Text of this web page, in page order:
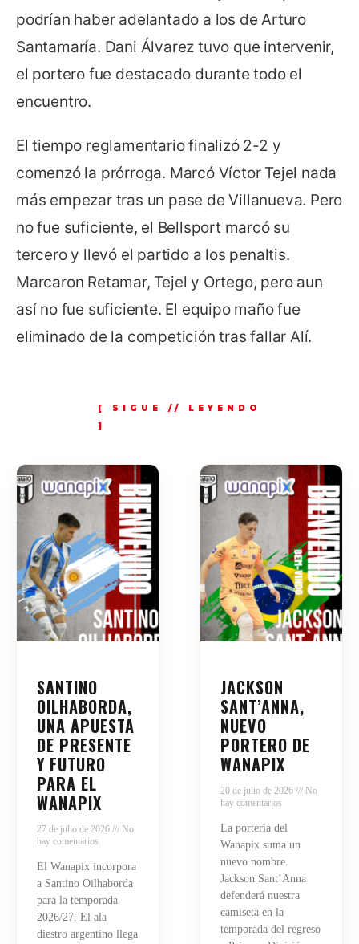
podrían haber adelantado a los de Arturo
Santamaría. Dani Álvarez tuvo que intervenir,
el portero fue destacado durante todo el
encuentro.
El tiempo reglamentario finalizó 2-2 y
comenzó la prórroga. Marcó Víctor Tejel nada
más empezar tras un pase de Villanueva. Pero
no fue suficiente, el Bellsport marcó su
tercero y llevó el partido a los penaltis.
Marcaron Retamar, Tejel y Ortego, pero aun
así no fue suficiente. El equipo maño fue
eliminado de la competición tras fallar Alí.
SANTINO
OILHABORDA,
UNA APUESTA
DE PRESENTE
Y FUTURO
PARA EL
WANAPIX
27 de julio de 2026
No
hay comentarios
El Wanapix incorpora
a Santino Oilhaborda
para la temporada
2026/27. El ala
diestro argentino llega
JACKSON
SANT’ANNA,
NUEVO
PORTERO DE
WANAPIX
20 de julio de 2026
No
hay comentarios
La portería del
Wanapix suma un
nuevo nombre.
Jackson Sant’Anna
defenderá nuestra
camiseta en la
temporada del regreso